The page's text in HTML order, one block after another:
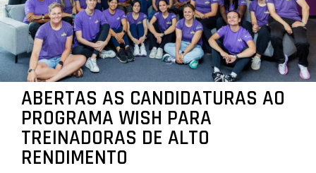
ABERTAS AS CANDIDATURAS AO
PROGRAMA WISH PARA
TREINADORAS DE ALTO
RENDIMENTO